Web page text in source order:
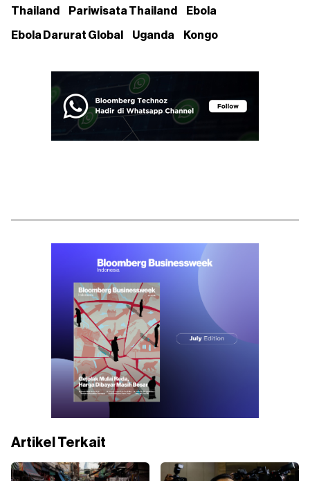
Thailand Pariwisata Thailand Ebola
Ebola Darurat Global Uganda Kongo
Artikel Terkait